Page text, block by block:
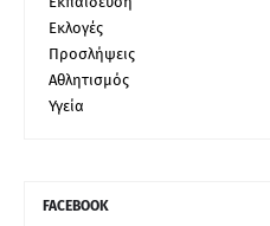
Εκλογές
Προσλήψεις
Αθλητισμός
Υγεία
FACEBOOK